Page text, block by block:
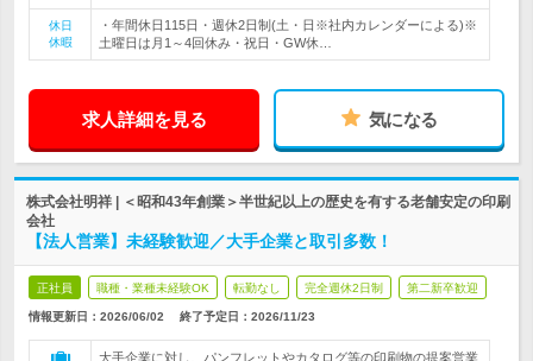
休日
休暇
・年間休日115日・週休2日制(土・日※社内カレンダーによる)※
土曜日は月1～4回休み・祝日・GW休…
求人詳細を見る 気になる
株式会社明祥 | ＜昭和43年創業＞半世紀以上の歴史を有する老舗安定の印刷
会社
【法人営業】未経験歓迎／大手企業と取引多数！
正社員 職種・業種未経験OK 転勤なし 完全週休2日制 第二新卒歓迎
情報更新日：2026/06/02 終了予定日： 2026/11/23
大手企業に対し、パンフレットやカタログ等の印刷物の提案営業